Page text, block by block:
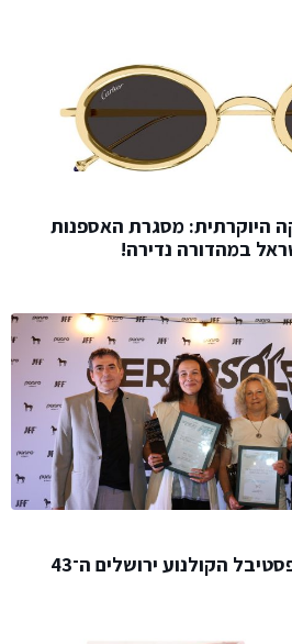
היוקרתית: מסגרת האספנות
במהדורה נדירה!
הקולנוע ירושלים ה־43